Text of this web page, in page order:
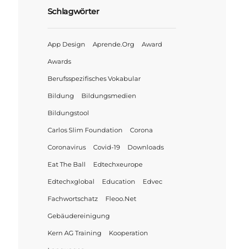
Schlagwörter
App Design Aprende.org Award
Awards
Berufsspezifisches Vokabular
Bildung Bildungsmedien
Bildungstool
Carlos Slim Foundation Corona
Coronavirus Covid-19 Downloads
Eat The Ball Edtechxeurope
Edtechxglobal Education Edvec
Fachwortschatz Fleoo.net
Gebäudereinigung
Kern AG Training Kooperation